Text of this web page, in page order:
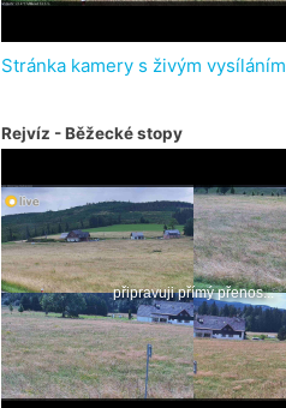
Stránka kamery s živým vysíláním
Rejvíz - Běžecké stopy